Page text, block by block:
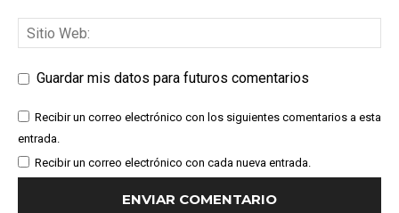
Guardar mis datos para futuros comentarios
Recibir un correo electrónico con los siguientes comentarios a esta
entrada.
Recibir un correo electrónico con cada nueva entrada.